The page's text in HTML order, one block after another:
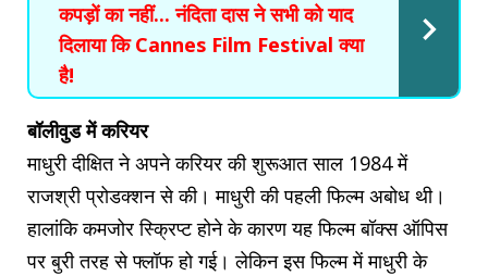
कपड़ों का नहीं... नंदिता दास ने सभी को याद
दिलाया कि Cannes Film Festival क्या
है!
बॉलीवुड में करियर
माधुरी दीक्षित ने अपने करियर की शुरूआत साल 1984 में
राजश्री प्रोडक्शन से की। माधुरी की पहली फिल्म अबोध थी।
हालांकि कमजोर स्क्रिप्ट होने के कारण यह फिल्म बॉक्स ऑपिस
पर बुरी तरह से फ्लॉफ हो गई। लेकिन इस फिल्म में माधुरी के